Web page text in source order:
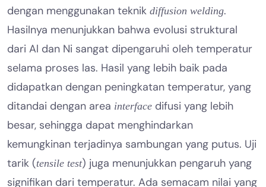
dengan menggunakan teknik diffusion welding.
Hasilnya menunjukkan bahwa evolusi struktural
dari Al dan Ni sangat dipengaruhi oleh temperatur
selama proses las. Hasil yang lebih baik pada
didapatkan dengan peningkatan temperatur, yang
ditandai dengan area interface difusi yang lebih
besar, sehingga dapat menghindarkan
kemungkinan terjadinya sambungan yang putus. Uji
tarik (tensile test) juga menunjukkan pengaruh yang
signifikan dari temperatur. Ada semacam nilai yang